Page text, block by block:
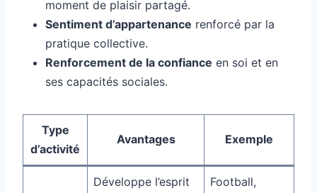
moment de plaisir partagé.
Sentiment d’appartenance renforcé par la
pratique collective.
Renforcement de la confiance en soi et en
ses capacités sociales.
Type
d’activité
Avantages Exemple
Développe l’esprit
Football,